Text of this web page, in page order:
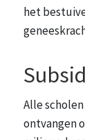
het
Alle
ontvangen